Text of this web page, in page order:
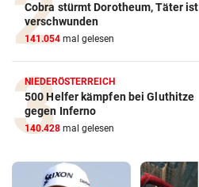
Cobra stürmt Dorotheum, Täter ist
verschwunden
141.054 mal gelesen
NIEDERÖSTERREICH
500 Helfer kämpfen bei Gluthitze
gegen Inferno
140.428 mal gelesen